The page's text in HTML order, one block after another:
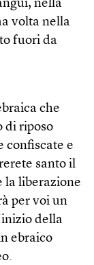
nella
volta nella
fuori da
che
di riposo
confiscate e
santo il
la liberazione
per voi un
della
ebraico